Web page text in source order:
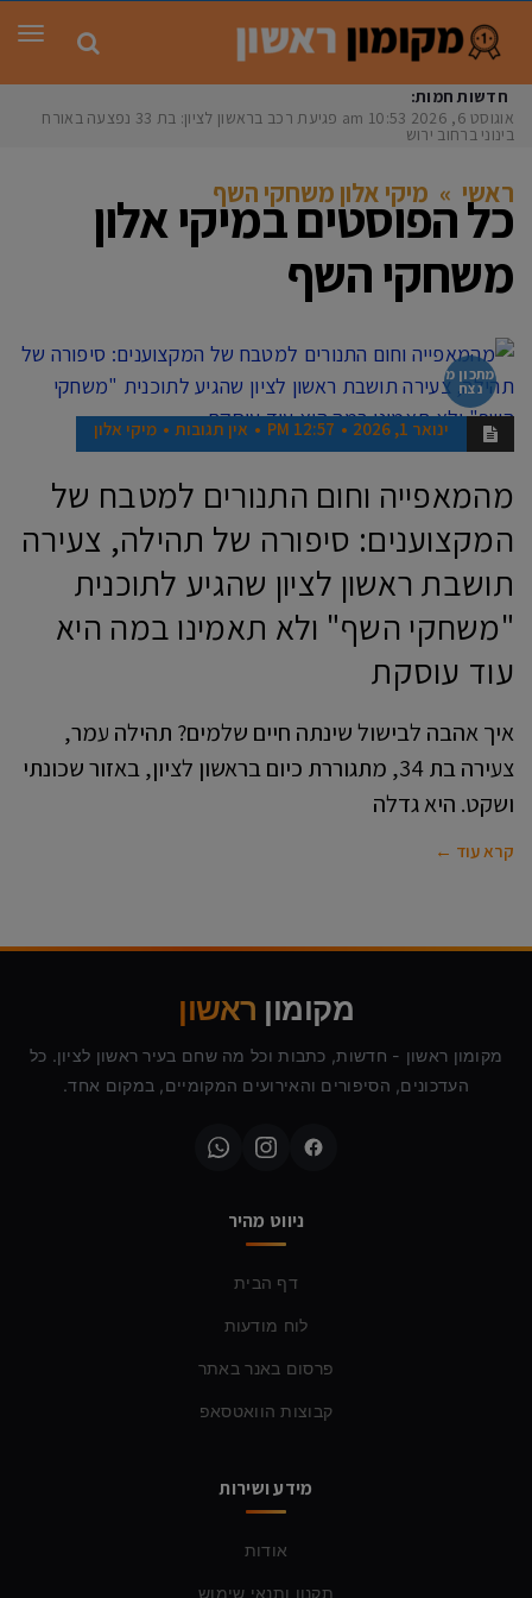
חדשות חמות:
אוגוסט 6, 2026
10:53 am פגיעת רכב בראשון לציון: בת 33 נפצעה באורח
בינוני ברחוב ירושלי
ראשי » מיקי אלון משחקי השף
כל הפוסטים במיקי אלון
משחקי השף
מתכון מ
נצח
ינואר 1, 2026 12:57 PM אין תגובות מיקי אלון
מהמאפייה וחום התנורים למטבח של
המקצוענים: סיפורה של תהילה, צעירה
תושבת ראשון לציון שהגיע לתוכנית
"משחקי השף" ולא תאמינו במה היא
עוד עוסקת
איך אהבה לבישול שינתה חיים שלמים? תהילה עמר,
צעירה בת 34, מתגוררת כיום בראשון לציון, באזור שכונתי
ושקט. היא גדלה
קרא עוד ←
מקומון ראשון
מקומון ראשון - חדשות, כתבות וכל מה שחם בעיר ראשון לציון. כל
העדכונים, הסיפורים והאירועים המקומיים, במקום אחד.
ניווט מהיר
דף הבית
לוח מודעות
פרסום באנר באתר
קבוצות הוואטסאפ
מידע ושירות
אודות
תקנון ותנאי שימוש